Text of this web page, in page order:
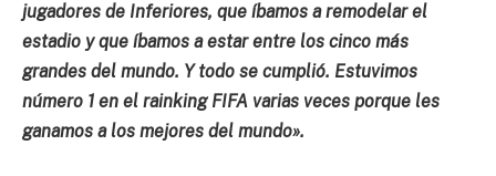
jugadores de Inferiores, que íbamos a remodelar el
estadio y que íbamos a estar entre los cinco más
grandes del mundo. Y todo se cumplió. Estuvimos
número 1 en el rainking FIFA varias veces porque les
ganamos a los mejores del mundo».